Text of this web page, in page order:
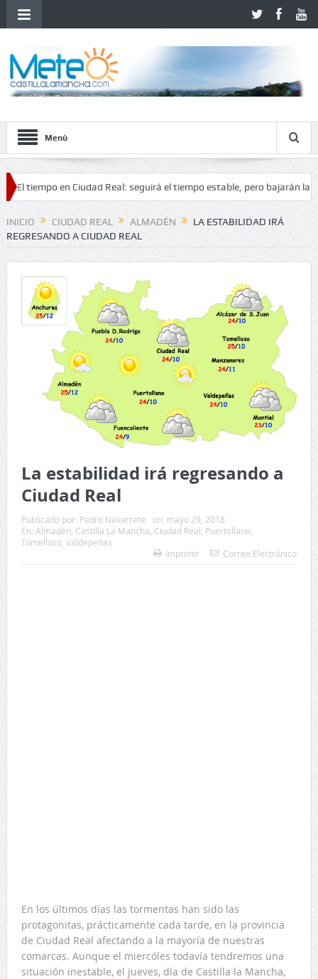
Menú
en Ciudad Real: seguirá el tiempo estable, pero bajarán las
INICIO CIUDAD REAL ALMADÉN
LA ESTABILIDAD IRÁ
REGRESANDO A CIUDAD REAL
La estabilidad irá regresando a
Ciudad Real
Publicado por: Pedro Navarrete on: mayo 29, 2018
En: Almadén Castilla La Mancha Ciudad Real Puertollano,
Tomelloso, Valdepeñas
Imprimir
Correo Electrónico
En los últimos días las tormentas han sido las
protagonitas, prácticamente cada tarde, en la provincia
de Ciudad Real afectando a la mayoría de nuestras
comarcas. Aunque el miercóles todavía tendremos una
situación inestable, el jueves, día de Castilla la Mancha,